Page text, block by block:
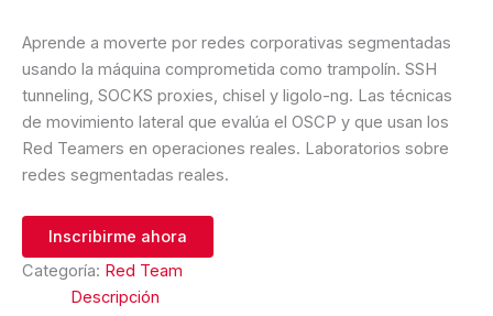
Aprende a moverte por redes corporativas segmentadas
usando la máquina comprometida como trampolín. SSH
tunneling, SOCKS proxies, chisel y ligolo-ng. Las técnicas
de movimiento lateral que evalúa el OSCP y que usan los
Red Teamers en operaciones reales. Laboratorios sobre
redes segmentadas reales.
Inscribirme ahora
Categoría: Red Team
Descripción